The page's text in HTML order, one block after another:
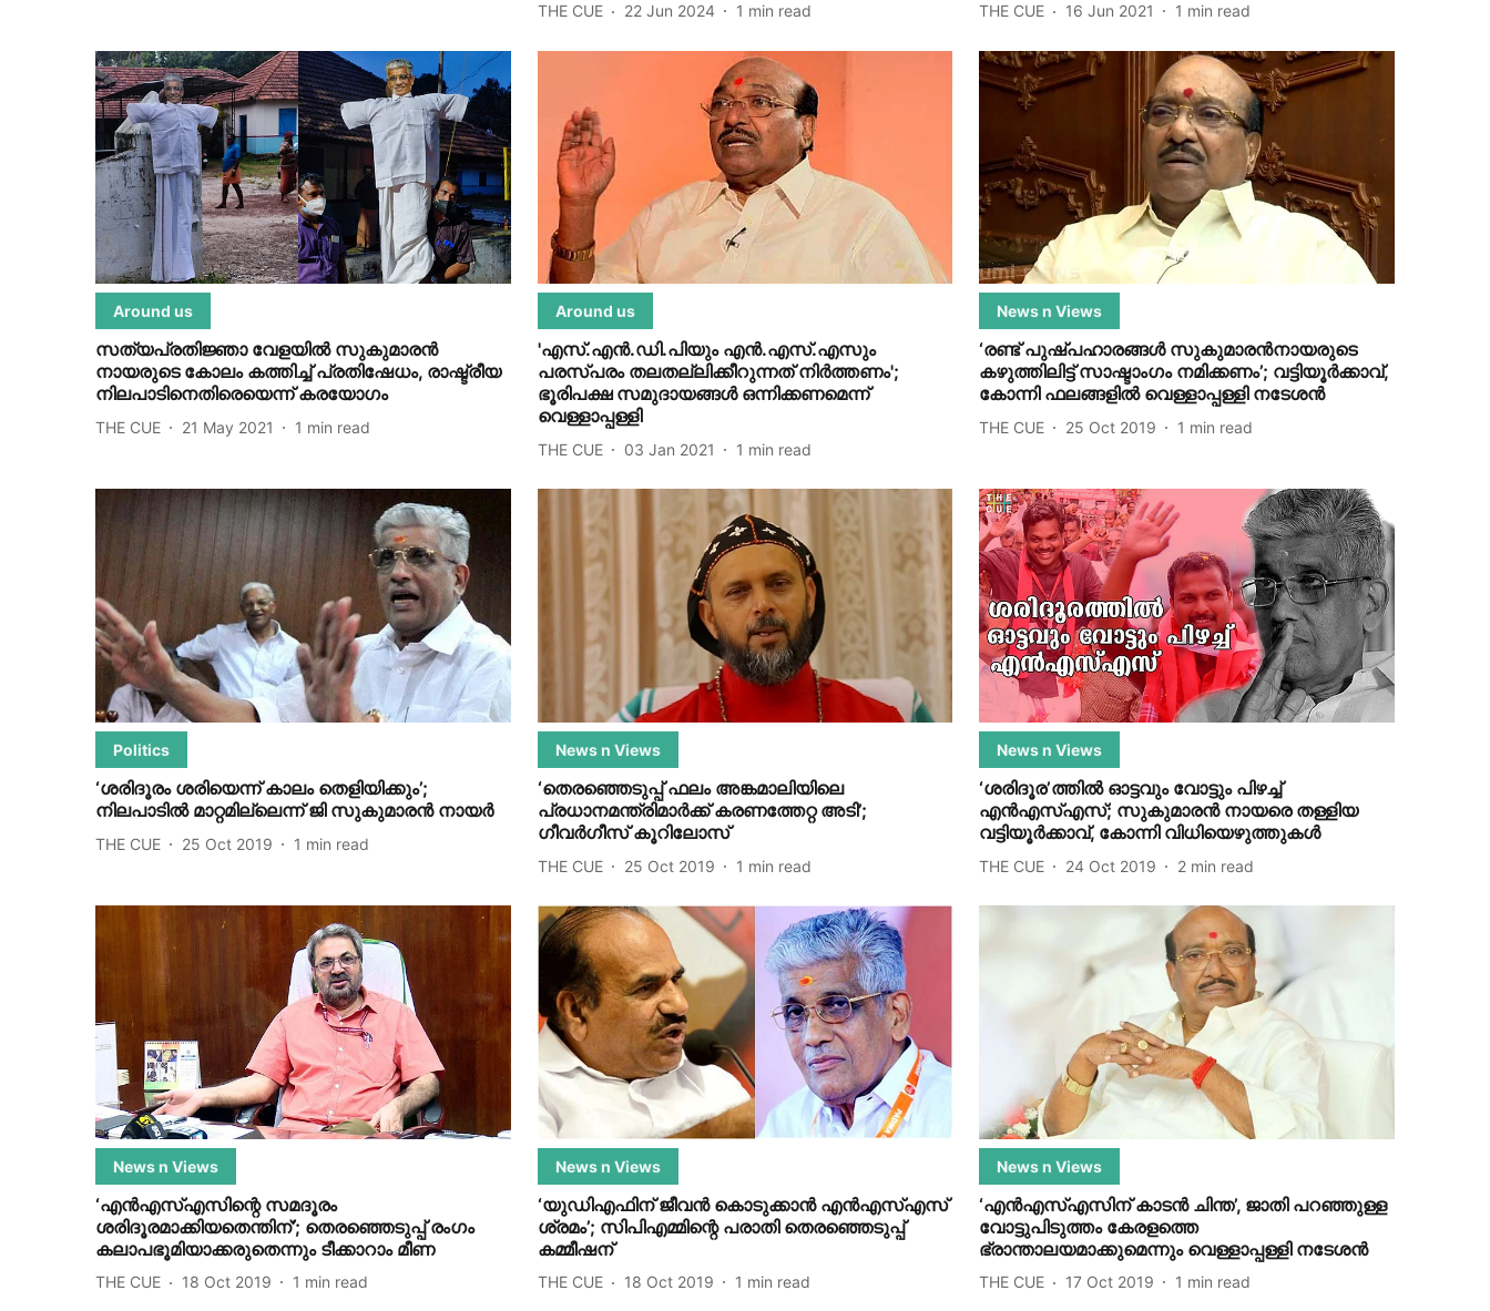
THE CUE 22 Jun 2024 1 min read THE CUE 16 Jun 2021 1 min read
Around us
സത്യപ്രതിജ്ഞാ വേളയില്‍ സുകുമാരന്‍
നായരുടെ കോലം കത്തിച്ച് പ്രതിഷേധം, രാഷ്ട്രീയ
നിലപാടിനെതിരെയെന്ന് കരയോഗം
THE CUE 21 May 2021 1 min read
Around us
'എസ്.എന്‍.ഡി.പിയും എന്‍.എസ്.എസും
പരസ്പരം തലതല്ലിക്കീറുന്നത് നിര്‍ത്തണം';
ഭൂരിപക്ഷ സമുദായങ്ങള്‍ ഒന്നിക്കണമെന്ന്
വെള്ളാപ്പള്ളി
THE CUE 03 Jan 2021 1 min read
News n Views
‘രണ്ട് പുഷ്പഹാരങ്ങള്‍ സുകുമാരന്‍നായരുടെ
കഴുത്തിലിട്ട് സാഷ്ടാംഗം നമിക്കണം’; വട്ടിയൂര്‍ക്കാവ്,
കോന്നി ഫലങ്ങളില്‍ വെള്ളാപ്പള്ളി നടേശന്‍
THE CUE 25 Oct 2019 1 min read
Politics
‘ശരിദൂരം ശരിയെന്ന് കാലം തെളിയിക്കും’;
നിലപാടില്‍ മാറ്റമില്ലെന്ന് ജി സുകുമാരന്‍ നായര്‍
THE CUE 25 Oct 2019 1 min read
News n Views
‘തെരഞ്ഞെടുപ്പ് ഫലം അങ്കമാലിയിലെ
പ്രധാനമന്ത്രിമാര്‍ക്ക് കരണത്തേറ്റ അടി’;
ഗീവര്‍ഗീസ് കൂറിലോസ്
THE CUE 25 Oct 2019 1 min read
News n Views
‘ശരിദൂര’ത്തില്‍ ഓട്ടവും വോട്ടും പിഴച്ച്
എന്‍എസ്എസ്; സുകുമാരന്‍ നായരെ തള്ളിയ
വട്ടിയൂര്‍ക്കാവ്, കോന്നി വിധിയെഴുത്തുകള്‍
THE CUE 24 Oct 2019 2 min read
News n Views
‘എന്‍എസ്എസിന്റെ സമദൂരം
ശരിദൂരമാക്കിയതെന്തിന്’; തെരഞ്ഞെടുപ്പ് രംഗം
കലാപഭൂമിയാക്കരുതെന്നും ടീക്കാറാം മീണ
THE CUE 18 Oct 2019 1 min read
News n Views
‘യുഡിഎഫിന് ജീവന്‍ കൊടുക്കാന്‍ എന്‍എസ്എസ്
ശ്രമം’; സിപിഎമ്മിന്റെ പരാതി തെരഞ്ഞെടുപ്പ്
കമ്മീഷന്
THE CUE 18 Oct 2019 1 min read
News n Views
‘എന്‍എസ്എസിന് കാടന്‍ ചിന്ത’, ജാതി പറഞ്ഞുള്ള
വോട്ടുപിടുത്തം കേരളത്തെ
ഭ്രാന്താലയമാക്കുമെന്നും വെള്ളാപ്പള്ളി നടേശന്‍
THE CUE 17 Oct 2019 1 min read